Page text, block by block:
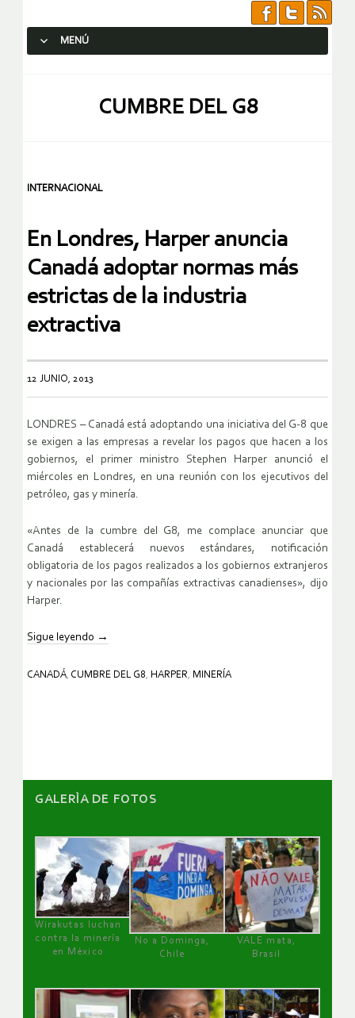
MENÚ
CUMBRE DEL G8
INTERNACIONAL
En Londres, Harper anuncia
Canadá adoptar normas más
estrictas de la industria
extractiva
12 JUNIO, 2013
LONDRES – Canadá está adoptando una iniciativa del G-8 que
se exigen a las empresas a revelar los pagos que hacen a los
gobiernos, el primer ministro Stephen Harper anunció el
miércoles en Londres, en una reunión con los ejecutivos del
petróleo, gas y minería.
«Antes de la cumbre del G8, me complace anunciar que
Canadá establecerá nuevos estándares, notificación
obligatoria de los pagos realizados a los gobiernos extranjeros
y nacionales por las compañías extractivas canadienses», dijo
Harper.
Sigue leyendo →
CANADÁ, CUMBRE DEL G8, HARPER, MINERÍA
GALERÌA DE FOTOS
Wirakutas luchan
contra la minería
en México
No a Dominga,
Chile
VALE mata,
Brasil